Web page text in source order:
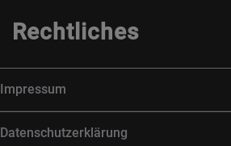
Rechtliches
Impressum
Datenschutzerklärung